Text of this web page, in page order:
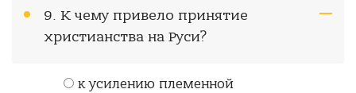
9. К чему привело принятие
христианства на Руси?
к усилению племенной